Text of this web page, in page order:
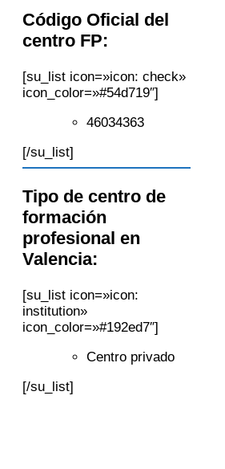
Código Oficial del
centro FP:
[su_list icon=»icon: check»
icon_color=»#54d719″]
46034363
[/su_list]
Tipo de centro de
formación
profesional en
Valencia:
[su_list icon=»icon:
institution»
icon_color=»#192ed7″]
Centro privado
[/su_list]